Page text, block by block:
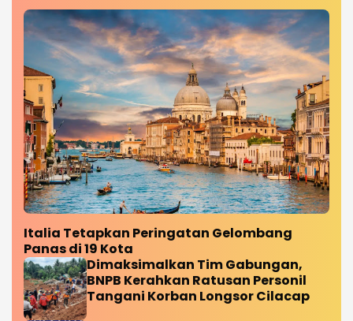
Italia Tetapkan Peringatan Gelombang
Panas di 19 Kota
Dimaksimalkan Tim Gabungan,
BNPB Kerahkan Ratusan Personil
Tangani Korban Longsor Cilacap